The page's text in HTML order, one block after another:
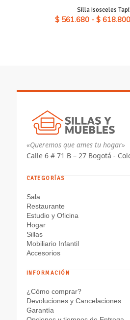
Silla Isosceles
$ 561.680 - $ 618.800
«Queremos que ames tu hogar»
Calle 6 # 71 B – 27 Bogotá -
CATEGORÍAS
Sala
Restaurante
Estudio y Oficina
Hogar
Sillas
Mobiliario Infantil
Accesorios
INFORMACIÓN
¿Cómo comprar?
Devoluciones y Cancelaciones
Garantía